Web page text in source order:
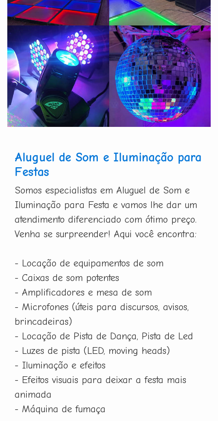
Aluguel de Som e Iluminação para
Festas
Somos especialistas em Aluguel de Som e
Iluminação para Festa e vamos lhe dar um
atendimento diferenciado com ótimo preço.
Venha se surpreender! Aqui você encontra:
- Locação de equipamentos de som
- Caixas de som potentes
- Amplificadores e mesa de som
- Microfones (úteis para discursos, avisos,
brincadeiras)
- Locação de Pista de Dança, Pista de Led
- Luzes de pista (LED, moving heads)
- Iluminação e efeitos
- Efeitos visuais para deixar a festa mais
animada
- Máquina de fumaça